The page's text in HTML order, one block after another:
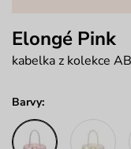
Elongé Pink
kabelka z kolekce
Barvy: